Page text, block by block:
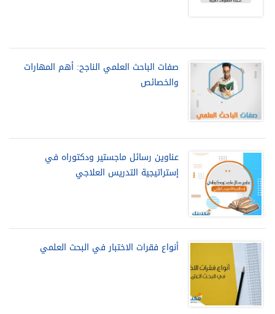
صفات الباحث العلمي الناجح: أهم المهارات
والخصائص
عناوين رسائل ماجستير ودكتوراه في
إستراتيجية التدريس العلاجي
أنواع فقرات الاختبار في البحث العلمي